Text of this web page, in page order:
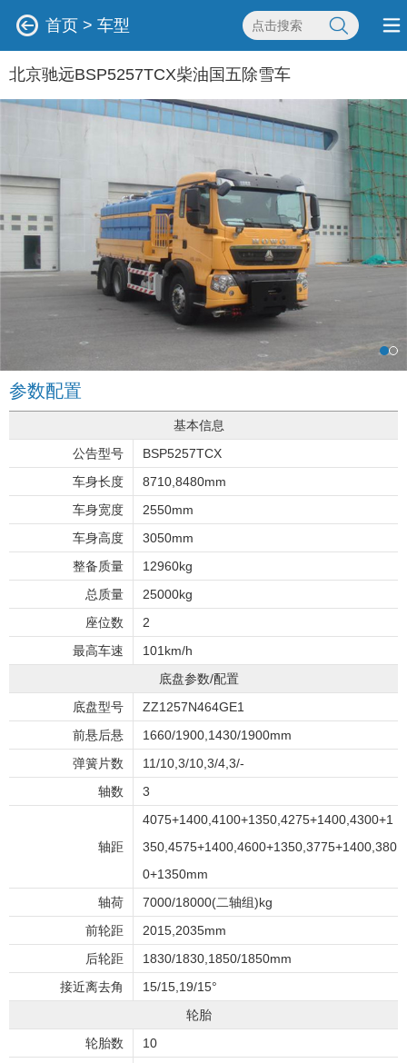
首页 > 车型
北京驰远BSP5257TCX柴油国五除雪车
参数配置
基本信息
公告型号
BSP5257TCX
车身长度
8710,8480mm
车身宽度
2550mm
车身高度
3050mm
整备质量
12960kg
总质量
25000kg
座位数
2
最高车速
101km/h
底盘参数/配置
底盘型号
ZZ1257N464GE1
前悬后悬
1660/1900,1430/1900mm
弹簧片数
11/10,3/10,3/4,3/-
轴数
3
轴距
4075+1400,4100+1350,4275+1400,4300+1
350,4575+1400,4600+1350,3775+1400,380
0+1350mm
轴荷
7000/18000(二轴组)kg
前轮距
2015,2035mm
后轮距
1830/1830,1850/1850mm
接近离去角
15/15,19/15°
轮胎
轮胎数
10